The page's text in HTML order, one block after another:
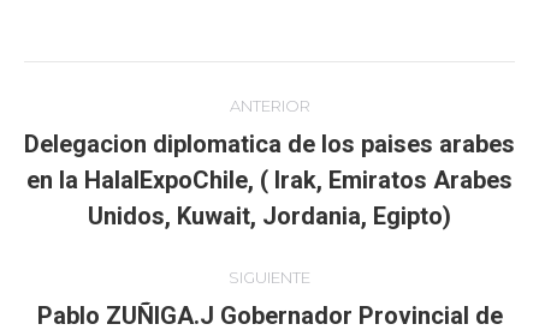
entre
publicaciones
ANTERIOR
Publicación
anterior:
Delegacion diplomatica de los paises arabes
en la HalalExpoChile, ( Irak, Emiratos Arabes
Unidos, Kuwait, Jordania, Egipto)
SIGUIENTE
Pablo ZUÑIGA.J Gobernador Provincial de